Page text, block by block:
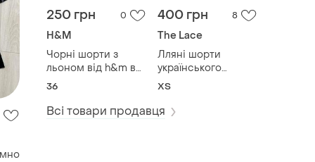
250 грн 0
H&M
Чорні шорти з
льоном від h&m в
розмірі s
36
400 грн 8
The Lace
Лляні шорти
українського
бренду the lace
ХS
Всі товари продавця